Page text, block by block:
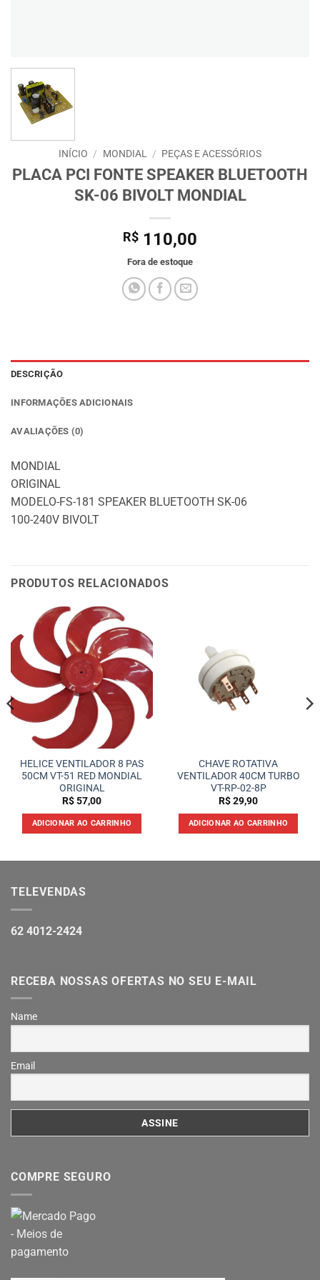
INÍCIO / MONDIAL / PEÇAS E ACESSÓRIOS
PLACA PCI FONTE SPEAKER BLUETOOTH
SK-06 BIVOLT MONDIAL
R$ 110,00
Fora de estoque
DESCRIÇÃO
INFORMAÇÕES ADICIONAIS
AVALIAÇÕES (0)
MONDIAL
ORIGINAL
MODELO-FS-181 SPEAKER BLUETOOTH SK-06
100-240V BIVOLT
PRODUTOS RELACIONADOS
HELICE VENTILADOR 8 PAS
50CM VT-51 RED MONDIAL
ORIGINAL
R$57,00
ADICIONAR AO CARRINHO
CHAVE ROTATIVA
VENTILADOR 40CM TURBO
VT-RP-02-8P
R$29,90
ADICIONAR AO CARRINHO
TELEVENDAS
62 4012-2424
RECEBA NOSSAS OFERTAS NO SEU E-MAIL
Name
Email
COMPRE SEGURO